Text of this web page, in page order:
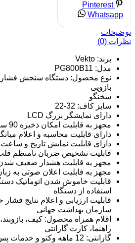
Pinterest
Whatsapp
توضیحات
نظرات (0)
برند: Vekto
مدل: PG800B11
نوع محصول: دستگاه سنجش
بازویی
سخنگو
سایز کاف: 32-22
دارای نمایشگر بزرگ LCD
مجهز به قابلیت امکان ذخیره 90 سری نتیجه برای کاربر
دارای قابلیت محاسبه و اعلام میانگین 3 نتیجه
دارای قابلیت نمایش تاریخ و ساعت
قابلیت تشخیص ضربان نامنظم
مجهز به قابلیت هشدار ضعیف
مجهز به قابلیت اعلان صوتی به
قابلیت خاموش شدن اتوماتیک
استفاده از دستگاه
قابلیت ارزيابی و اعلام نتایج
سازمان بهداشت جهانی
اقلام همراه محصول: کیف، بازوبند،
راهنما، کارت گارانتی
گارانتی: 12 ماهه وکتو و خدمات پس از فروش